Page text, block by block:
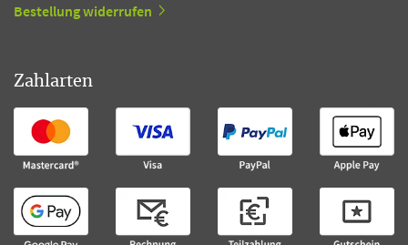
Bestellung widerrufen
Zahlarten